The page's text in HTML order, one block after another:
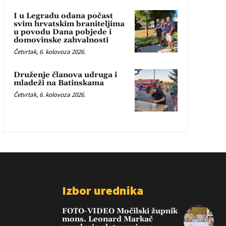
I u Legradu odana počast
svim hrvatskim braniteljima
u povodu Dana pobjede i
domovinske zahvalnosti
Četvrtak, 6. kolovoza 2026.
Druženje članova udruga i
mladeži na Batinskama
Četvrtak, 6. kolovoza 2026.
Izbor urednika
FOTO-VIDEO Močilski župnik
mons. Leonard Markač